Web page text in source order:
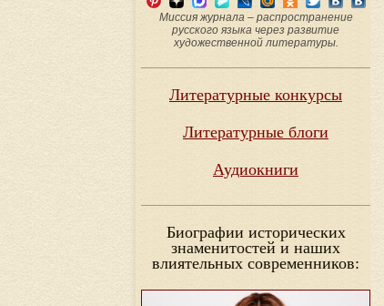
Миссия журнала – распространение
русского языка через развитие
художественной литературы.
Литературные конкурсы
Литературные блоги
Аудиокниги
Биографии исторических
знаменитостей и наших
влиятельных современников: